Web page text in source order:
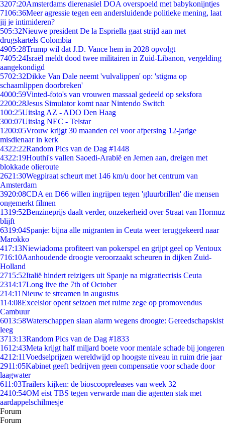
3207:20Amsterdams dierenasiel DOA overspoeld met babykonijntjes
7106:36Meer agressie tegen een andersluidende politieke mening, laat
jij je intimideren?
505:32Nieuwe president De la Espriella gaat strijd aan met
drugskartels Colombia
4905:28Trump wil dat J.D. Vance hem in 2028 opvolgt
7405:24Israël meldt dood twee militairen in Zuid-Libanon, vergelding
aangekondigd
5702:32Dikke Van Dale neemt 'vulvalippen' op: 'stigma op
schaamlippen doorbreken'
4000:59Vinted-foto's van vrouwen massaal gedeeld op seksfora
2200:28Jesus Simulator komt naar Nintendo Switch
100:25Uitslag AZ - ADO Den Haag
300:07Uitslag NEC - Telstar
1200:05Vrouw krijgt 30 maanden cel voor afpersing 12-jarige
misdienaar in kerk
4322:22Random Pics van de Dag #1448
4322:19Houthi's vallen Saoedi-Arabië en Jemen aan, dreigen met
blokkade olieroute
2621:30Wegpiraat scheurt met 146 km/u door het centrum van
Amsterdam
3920:08CDA en D66 willen ingrijpen tegen 'gluurbrillen' die mensen
ongemerkt filmen
1319:52Benzineprijs daalt verder, onzekerheid over Straat van Hormuz
blijft
6319:04Spanje: bijna alle migranten in Ceuta weer teruggekeerd naar
Marokko
417:13Niewiadoma profiteert van pokerspel en grijpt geel op Ventoux
716:10Aanhoudende droogte veroorzaakt scheuren in dijken Zuid-
Holland
2715:52Italië hindert reizigers uit Spanje na migratiecrisis Ceuta
2314:17Long live the 7th of October
214:11Nieuw te streamen in augustus
114:08Excelsior opent seizoen met ruime zege op promovendus
Cambuur
6013:58Waterschappen slaan alarm wegens droogte: Gereedschapskist
leeg
3713:13Random Pics van de Dag #1833
1612:43Meta krijgt half miljard boete voor mentale schade bij jongeren
4212:11Voedselprijzen wereldwijd op hoogste niveau in ruim drie jaar
2911:05Kabinet geeft bedrijven geen compensatie voor schade door
laagwater
611:03Trailers kijken: de bioscoopreleases van week 32
2410:54OM eist TBS tegen verwarde man die agenten stak met
aardappelschilmesje
Forum
Forum